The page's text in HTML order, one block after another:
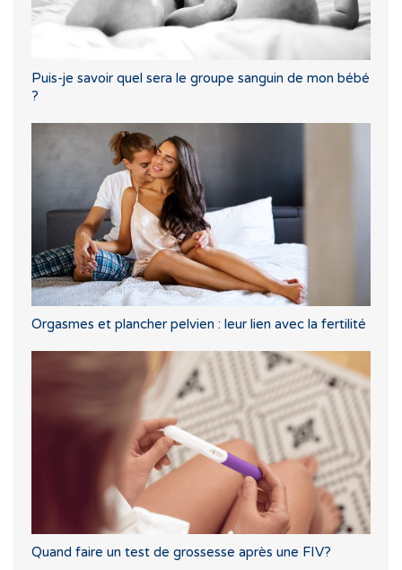
Puis-je savoir quel sera le groupe sanguin de mon bébé
?
Orgasmes et plancher pelvien : leur lien avec la fertilité
Quand faire un test de grossesse après une FIV?